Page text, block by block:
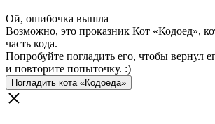
Ой, ошибочка вышла
Возможно, это проказник Кот «Кодоед»,
часть кода.
Попробуйте погладить его, чтобы вернул
и повторите попыточку. :)
Погладить кота «Кодоеда»